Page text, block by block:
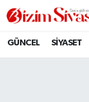
GÜNCEL SİYASET
ARAMIZDAN
Sivas Nöbetçi